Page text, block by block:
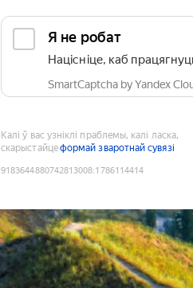
Я не робат
Націсніце, каб
SmartCaptcha by Yandex
Калі ў вас узніклі праблемы, калі ласка,
скарыстайцеформай зваротнай сувязі
9183644880742813008:1786114414